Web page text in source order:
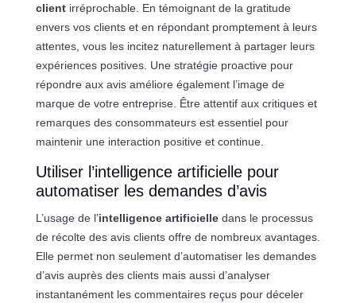
clientirréprochable. En témoignant de la gratitude
envers vos clients et en répondant promptement à leurs
attentes, vous les incitez naturellement à partager leurs
expériences positives. Une stratégie proactive pour
répondre aux avis améliore également l’image de
marque de votre entreprise. Être attentif aux critiques et
remarques des consommateurs est essentiel pour
maintenir une interaction positive et continue.
Utiliser l’intelligence artificielle pour
automatiser les demandes d’avis
L’usage de l’intelligence artificielledans le processus
de récolte des avis clients offre de nombreux avantages.
Elle permet non seulement d’automatiser les demandes
d’avis auprès des clients mais aussi d’analyser
instantanément les commentaires reçus pour déceler